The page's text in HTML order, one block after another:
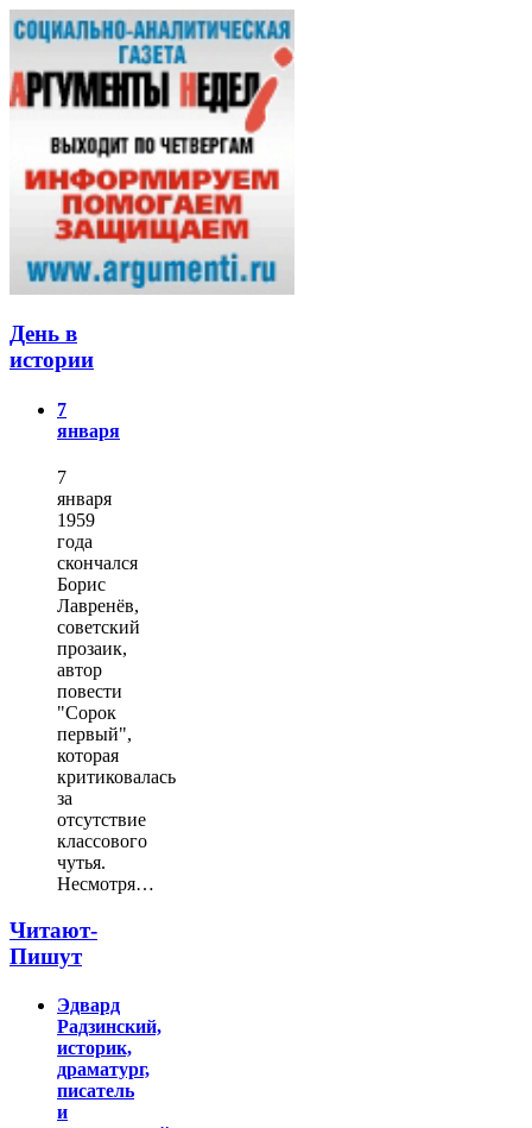
День в
истории
7
января
7
января
1959
года
скончался
Борис
Лавренёв,
советский
прозаик,
автор
повести
"Сорок
первый",
которая
критиковалась
за
отсутствие
классового
чутья.
Несмотря…
Читают-
Пишут
Эдвард
Радзинский,
историк,
драматург,
писатель
и